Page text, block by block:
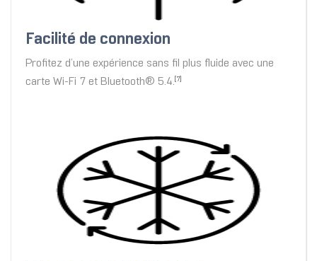
Facilité de connexion
Profitez d’une expérience sans fil plus fluide avec une
carte Wi-Fi 7 et Bluetooth® 5.4. [7]